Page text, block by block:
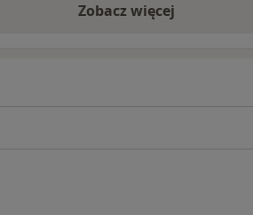
Zobacz więcej